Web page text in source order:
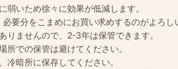
弱いため徐々に効果が低減します。
要分をこまめにお買い求めするのがよろし
りませんので、2-3年は保管できます。
所での保管は避けてください。
冷暗所に保存してください。